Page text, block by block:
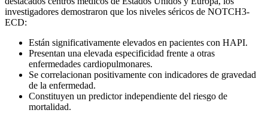
investigadores demostraron que los niveles séricos de NOTCH3-
ECD:
Están significativamente elevados en pacientes con HAPI.
Presentan una elevada especificidad frente a otras
enfermedades cardiopulmonares.
Se correlacionan positivamente con indicadores de gravedad
de la enfermedad.
Constituyen un predictor independiente del riesgo de
mortalidad.